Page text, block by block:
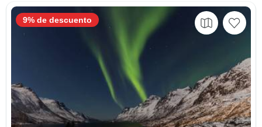
9% de descuento